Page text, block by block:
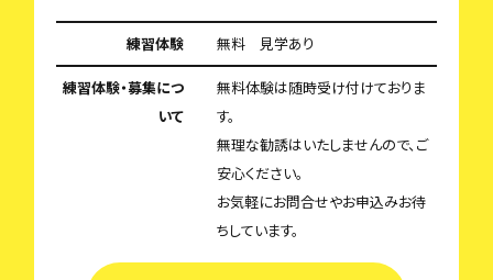
練習体験 無料 見学あり
練習体験・募集につ
いて
無料体験は随時受け付けておりま
す。
無理な勧誘はいたしませんので、ご
安心ください。
お気軽にお問合せやお申込みお待
ちしています。